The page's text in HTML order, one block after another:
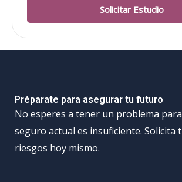
Solicitar Estudio
Préparate para asegurar tu futuro
No esperes a tener un problema
seguro actual es insuficiente. Solicita
riesgos hoy mismo.